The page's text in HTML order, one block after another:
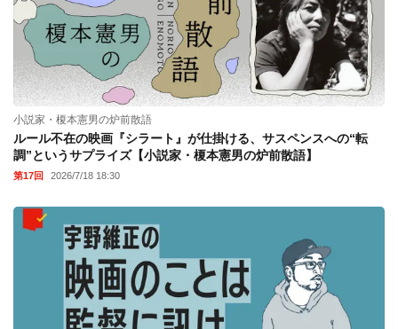
小説家・榎本憲男の炉前散語
ルール不在の映画『シラート』が仕掛ける、サスペンスへの“転
調”というサプライズ【小説家・榎本憲男の炉前散語】
第17回 2026/7/18 18:30